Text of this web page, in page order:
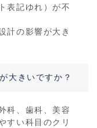
表記ゆれ）が不
計の影響が大き
大きいですか？
科、歯科、美容
すい科目のクリ